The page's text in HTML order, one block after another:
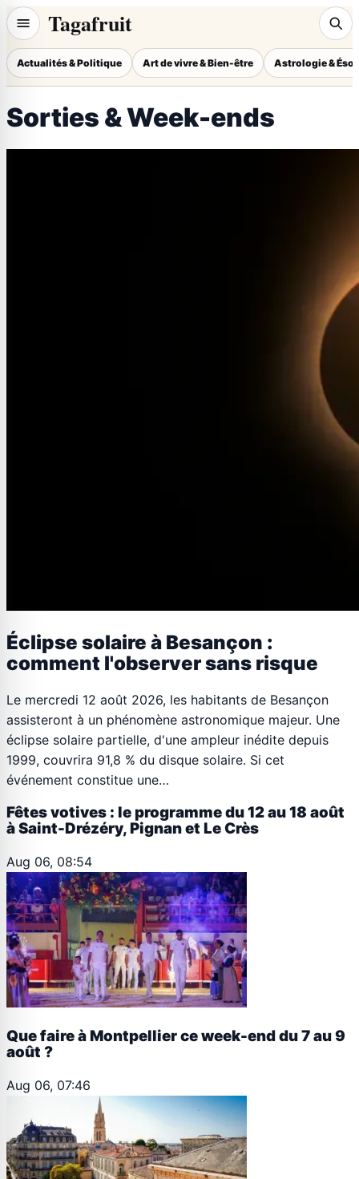
Tagafruit
Actualités & Politique Art de vivre & Bien-être Astrologie &
Sorties & Week-ends
Éclipse solaire à Besançon :
comment l'observer sans risque
Le mercredi 12 août 2026, les habitants de Besançon
assisteront à un phénomène astronomique majeur. Une
éclipse solaire partielle, d'une ampleur inédite depuis
1999, couvrira 91,8 % du disque solaire. Si cet
événement constitue une…
Fêtes votives : le programme du 12 au 18 août
à Saint-Drézéry, Pignan et Le Crès
Aug 06, 08:54
Que faire à Montpellier ce week-end du 7 au 9
août ?
Aug 06, 07:46